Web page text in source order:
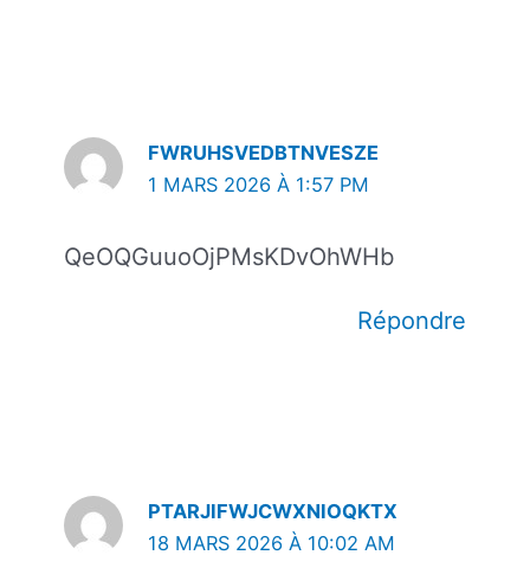
FWRUHSVEDBTNVESZE
1 MARS 2026 À 1:57 PM
QeOQGuuoOjPMsKDvOhWHb
Répondre
PTARJIFWJCWXNIOQKTX
18 MARS 2026 À 10:02 AM